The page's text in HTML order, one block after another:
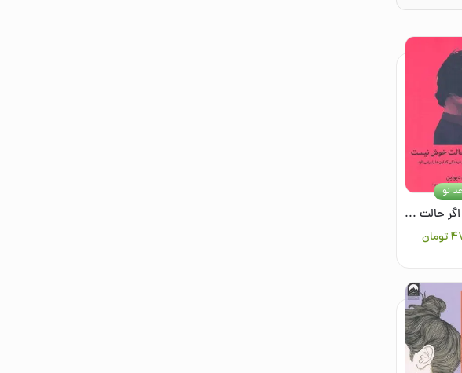
عیبی ندارد اگر حالت خوش نیست: مواجهه با اندوه و فقدان در فرهنگی که این‌ها را برنمی‌تابد
تومان
نو